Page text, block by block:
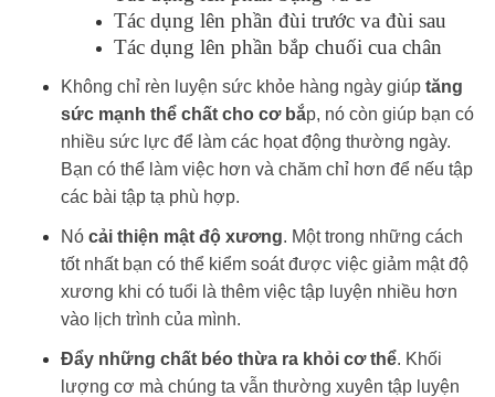
Tác dụng lên phần đùi trước va đùi sau
Tác dụng lên phần bắp chuối cua chân
Không chỉ rèn luyện sức khỏe hàng ngày giúp tăng
sức mạnh thể chất cho cơ bắp, nó còn giúp bạn có
nhiều sức lực để làm các họat động thường ngày.
Bạn có thể làm việc hơn và chăm chỉ hơn để nếu tập
các bài tập tạ phù hợp.
Nó cải thiện mật độ xương. Một trong những cách
tốt nhất bạn có thể kiểm soát được việc giảm mật độ
xương khi có tuổi là thêm việc tập luyện nhiều hơn
vào lịch trình của mình.
Đẩy những chất béo thừa ra khỏi cơ thể. Khối
lượng cơ mà chúng ta vẫn thường xuyên tập luyện